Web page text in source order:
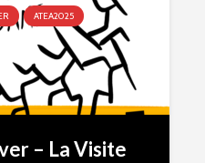
ATEA2025
– La Visite